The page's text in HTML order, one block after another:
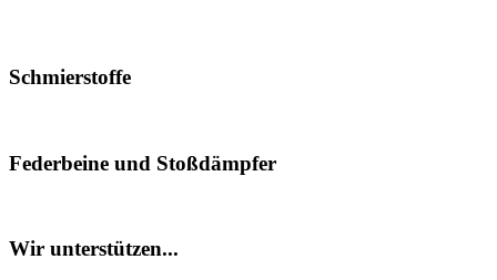
Schmierstoffe
Federbeine und Stoßdämpfer
Wir unterstützen...